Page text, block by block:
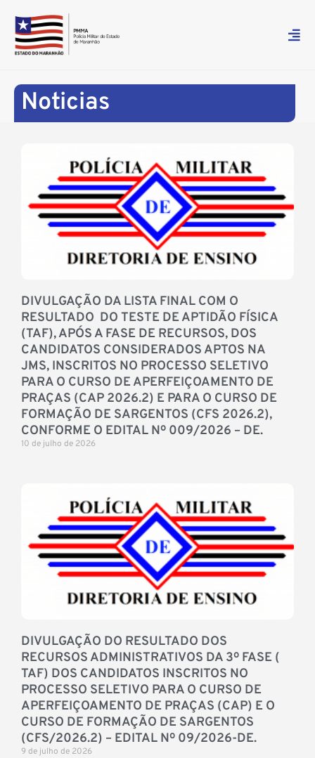
Noticias
DIVULGAÇÃO DA LISTA FINAL COM O
RESULTADO DO TESTE DE APTIDÃO FÍSICA
(TAF), APÓS A FASE DE RECURSOS, DOS
CANDIDATOS CONSIDERADOS APTOS NA
JMS, INSCRITOS NO PROCESSO SELETIVO
PARA O CURSO DE APERFEIÇOAMENTO DE
PRAÇAS (CAP 2026.2) E PARA O CURSO DE
FORMAÇÃO DE SARGENTOS (CFS 2026.2),
CONFORME O EDITAL Nº 009/2026 – DE.
10 de julho de 2026
DIVULGAÇÃO DO RESULTADO DOS
RECURSOS ADMINISTRATIVOS DA 3º FASE (
TAF) DOS CANDIDATOS INSCRITOS NO
PROCESSO SELETIVO PARA O CURSO DE
APERFEIÇOAMENTO DE PRAÇAS (CAP) E O
CURSO DE FORMAÇÃO DE SARGENTOS
(CFS/2026.2) – EDITAL Nº 09/2026-DE.
9 de julho de 2026